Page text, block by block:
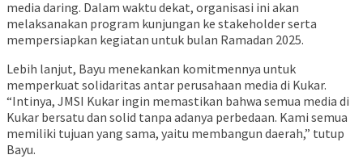
media daring. Dalam waktu dekat, organisasi ini akan
melaksanakan program kunjungan ke stakeholder serta
mempersiapkan kegiatan untuk bulan Ramadan 2025.
Lebih lanjut, Bayu menekankan komitmennya untuk
memperkuat solidaritas antar perusahaan media di Kukar.
“Intinya, JMSI Kukar ingin memastikan bahwa semua media di
Kukar bersatu dan solid tanpa adanya perbedaan. Kami semua
memiliki tujuan yang sama, yaitu membangun daerah,” tutup
Bayu.